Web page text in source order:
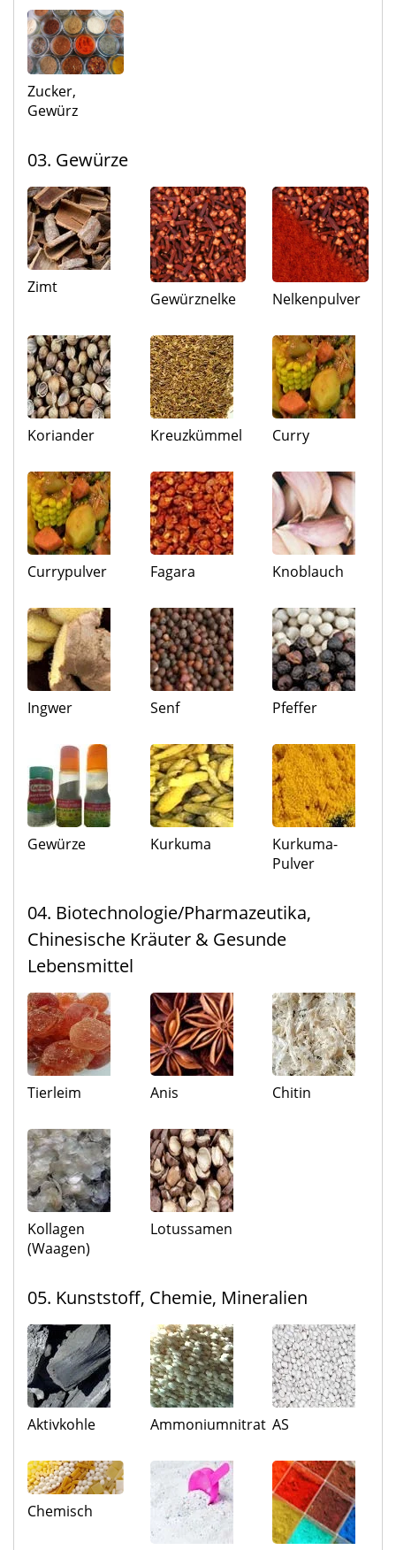
Zucker,
Gewürz
03. Gewürze
Zimt
Gewürznelke Nelkenpulver
Koriander Kreuzkümmel Curry
Currypulver Fagara Knoblauch
Ingwer Senf Pfeffer
Gewürze Kurkuma
Kurkuma-
Pulver
04. Biotechnologie/Pharmazeutika,
Chinesische Kräuter & Gesunde
Lebensmittel
Tierleim Anis Chitin
Kollagen
(Waagen)
Lotussamen
05. Kunststoff, Chemie, Mineralien
Aktivkohle Ammoniumnitrat AS
Chemisch